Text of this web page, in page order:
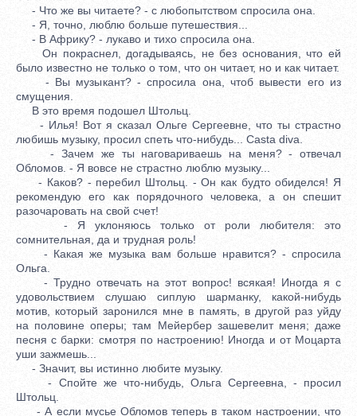
- Что же вы читаете? - с любопытством спросила она.
- Я, точно, люблю больше путешествия...
- В Африку? - лукаво и тихо спросила она.
Он покраснел, догадываясь, не без основания, что ей
было известно не только о том, что он читает, но и как читает.
- Вы музыкант? - спросила она, чтоб вывести его из
смущения.
В это время подошел Штольц.
- Илья! Вот я сказал Ольге Сергеевне, что ты страстно
любишь музыку, просил спеть что-нибудь... Casta diva.
- Зачем же ты наговариваешь на меня? - отвечал
Обломов. - Я вовсе не страстно люблю музыку...
- Каков? - перебил Штольц. - Он как будто обиделся! Я
рекомендую его как порядочного человека, а он спешит
разочаровать на свой счет!
- Я уклоняюсь только от роли любителя: это
сомнительная, да и трудная роль!
- Какая же музыка вам больше нравится? - спросила
Ольга.
- Трудно отвечать на этот вопрос! всякая! Иногда я с
удовольствием слушаю сиплую шарманку, какой-нибудь
мотив, который заронился мне в память, в другой раз уйду
на половине оперы; там Мейербер зашевелит меня; даже
песня с барки: смотря по настроению! Иногда и от Моцарта
уши зажмешь...
- Значит, вы истинно любите музыку.
- Спойте же что-нибудь, Ольга Сергеевна, - просил
Штольц.
- А если мусье Обломов теперь в таком настроении, что